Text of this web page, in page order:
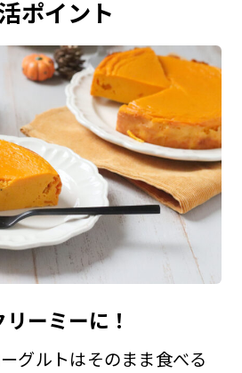
ポイント
ーミーに！
グルトはそのまま食べる